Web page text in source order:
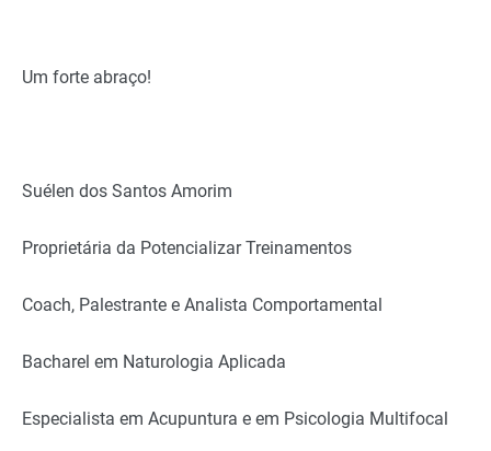
Um forte abraço!
Suélen dos Santos Amorim
Proprietária da Potencializar Treinamentos
Coach, Palestrante e Analista Comportamental
Bacharel em Naturologia Aplicada
Especialista em Acupuntura e em Psicologia Multifocal